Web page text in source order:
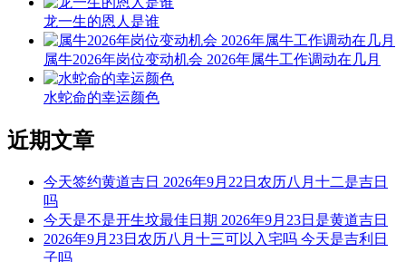
龙一生的恩人是谁
属牛2026年岗位变动机会 2026年属牛工作调动在几月
水蛇命的幸运颜色
近期文章
今天签约黄道吉日 2026年9月22日农历八月十二是吉日
吗
今天是不是开生坟最佳日期 2026年9月23日是黄道吉日
2026年9月23日农历八月十三可以入宅吗 今天是吉利日
子吗